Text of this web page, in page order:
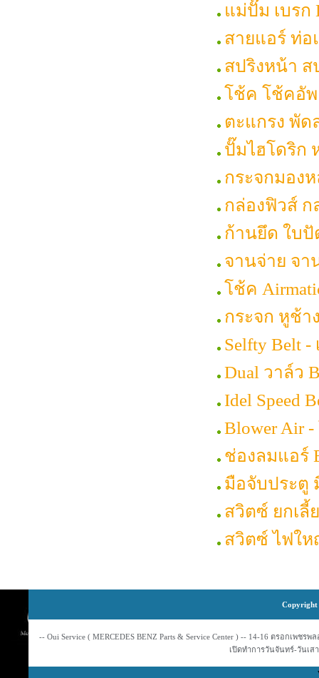
แม่ปั๊ม เบรก
สายแอร์ ท่อ
สปริงหน้า ส
โช้ค โช้คอัพ
ตะแกรง พัด
ปั๊มไฮโดริก
กระจกมอง
กล่องฟิวส์ ก
ก้านยึด ใบปั
จานจ่าย จา
โช้ค
กระจก หูช้า
Selfty Belt
Dual วาล์ว
Idel Speed
Blower Air
ช่องลมแอร์
มือจับประตู
สวิตซ์ ยกเลี้
สวิตซ์ ไฟให
Copyright
-- Oui Service ( MERCEDES BENZ Parts & Service Center ) -- 14-16 ตรอกเพชร
เปิดทำการวันจันทร์-วันเส